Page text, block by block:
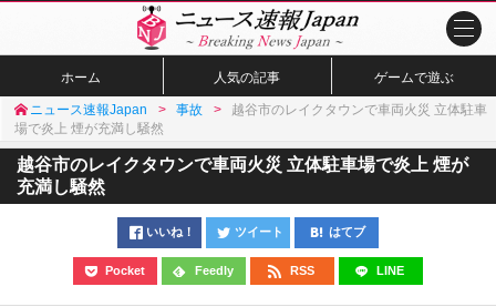
ホーム 人気の記事 ゲームで遊ぶ
ニュース速報Japan 事故
越谷市のレイクタウンで車両火災 立体駐車
場で炎上 煙が充満し騒然
越谷市のレイクタウンで車両火災 立体駐車場で炎上 煙が
充満し騒然
いいね！ ツイート はてブ
Pocket Feedly RSS LINE